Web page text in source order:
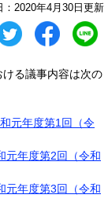
：2020年4月30日更新
る議事内容は次の
元年度第1回（令
元年度第2回（令和
元年度第3回（令和